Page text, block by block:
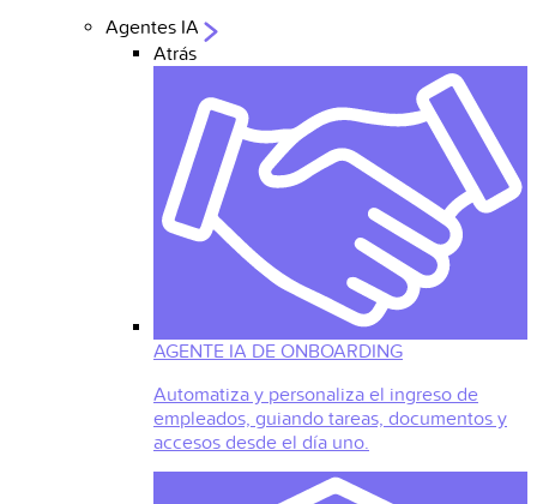
Agentes IA
Atrás
AGENTE IA DE ONBOARDING
Automatiza y personaliza el ingreso de
empleados, guiando tareas, documentos y
accesos desde el día uno.